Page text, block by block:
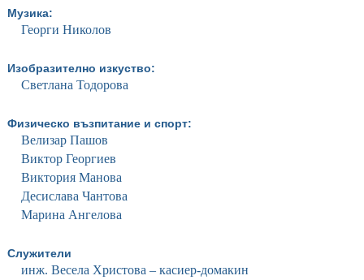
Музика:
Георги Николов
Изобразително изкуство:
Светлана Тодорова
Физическо възпитание и спорт:
Велизар Пашов
Виктор Георгиев
Виктория Манова
Десислава Чантова
Марина Ангелова
Служители
инж. Весела Христова – касиер-домакин